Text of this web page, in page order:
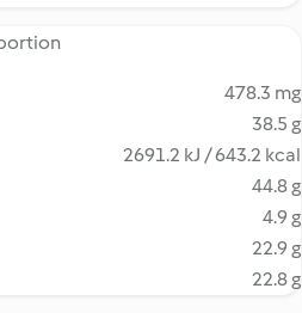
478.3 mg
38.5 g
2691.2 kJ / 643.2 kcal
44.8 g
4.9 g
22.9 g
22.8 g